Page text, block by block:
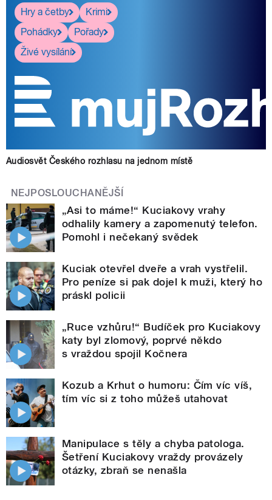
Hry a četby
Krimi
Pohádky
Pořady
Živé vysílání
Audiosvět Českého rozhlasu na jednom místě
NEJPOSLOUCHANĚJŠÍ
„Asi to máme!“ Kuciakovy vrahy
odhalily kamery a zapomenutý telefon.
Pomohl i nečekaný svědek
Kuciak otevřel dveře a vrah vystřelil.
Pro peníze si pak dojel k muži, který ho
práskl policii
„Ruce vzhůru!“ Budíček pro Kuciakovy
katy byl zlomový, poprvé někdo
s vraždou spojil Kočnera
Kozub a Krhut o humoru: Čím víc víš,
tím víc si z toho můžeš utahovat
Manipulace s těly a chyba patologa.
Šetření Kuciakovy vraždy provázely
otázky, zbraň se nenašla